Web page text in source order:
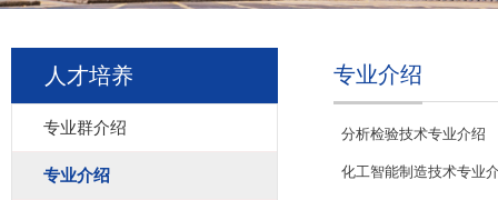
人才培养
专业群介绍
专业介绍
专业介绍
分析检验技术专业介绍
化工智能制造技术专业